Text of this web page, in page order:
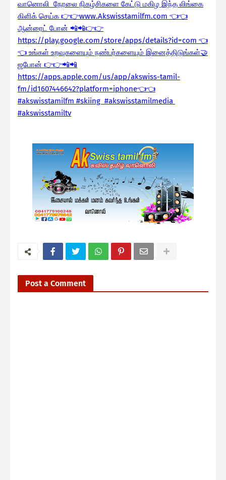
வானொலி நேரலை நிகழ்சிகளை கேட்டு மகிழ இந்த லிங்கை
கிளிக் செய்க 👉👉www.Akswisstamilfm.com 👈👈
ஆன்ரைட் போன் 📲📲👉👉
https://play.google.com/store/apps/details?id=com 👈
👈 உங்கள் உறவுகளையும் நண்பர்களையும் இனைத்திடுங்கள்🤝
ஜபோன் 👉👉📲📲
https://apps.apple.com/us/app/akswiss-tamil-
fm/id1607446642?platform=iphone👈👈
#akswisstamilfm #skiing #akswisstamilmedia
#akswisstamiltv
Post a Comment